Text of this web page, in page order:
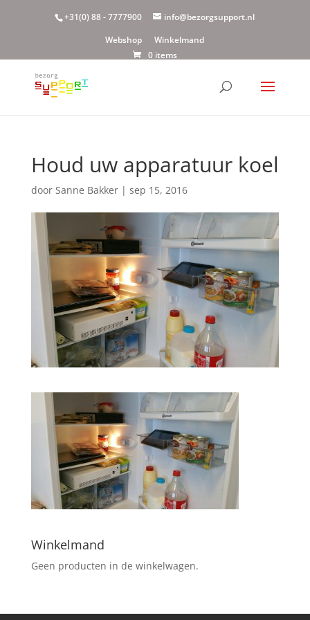
+31(0) 88 - 7777900
info@bezorgsupport.nl
Webshop
Winkelmand
0 items
Houd uw apparatuur koel
door Sanne Bakker| sep 15, 2016
Winkelmand
Geen producten in de winkelwagen.